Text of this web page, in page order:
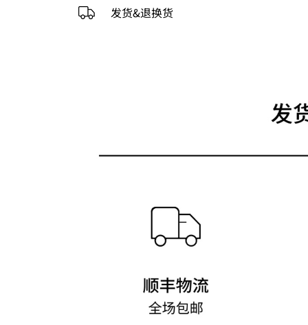
发货&退换货